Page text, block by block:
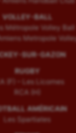
VOLLEY-BALL
Métropole Volley Ball
Metropole
SUR-GAZON
RUGBY
(F) – Les Licornes
RCA (H)
AMÉRICAIN
Les Spartiates